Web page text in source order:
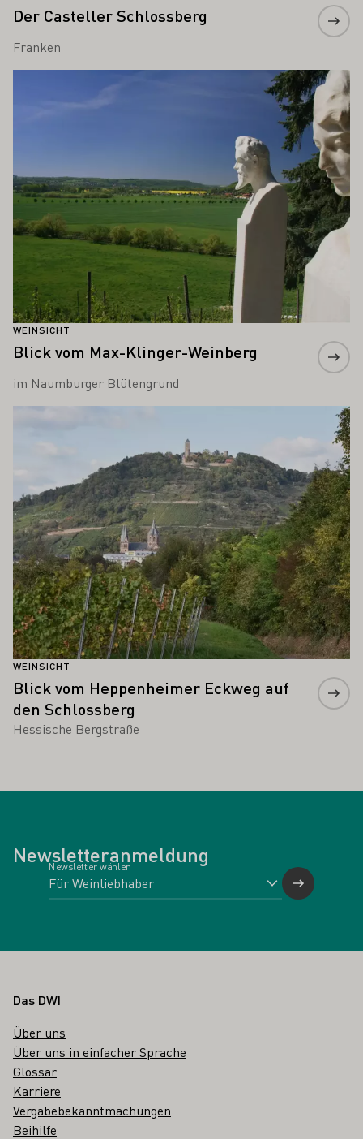
Der Casteller Schlossberg
Franken
WEINSICHT
Blick vom Max-Klinger-Weinberg
im Naumburger Blütengrund
WEINSICHT
Blick vom Heppenheimer Eckweg auf
den Schlossberg
Hessische Bergstraße
Newsletteranmeldung
Newsletter wählen
Fußbereich
Das DWI
Über uns
Über uns in einfacher Sprache
Glossar
Karriere
Vergabebekanntmachungen
Beihilfe